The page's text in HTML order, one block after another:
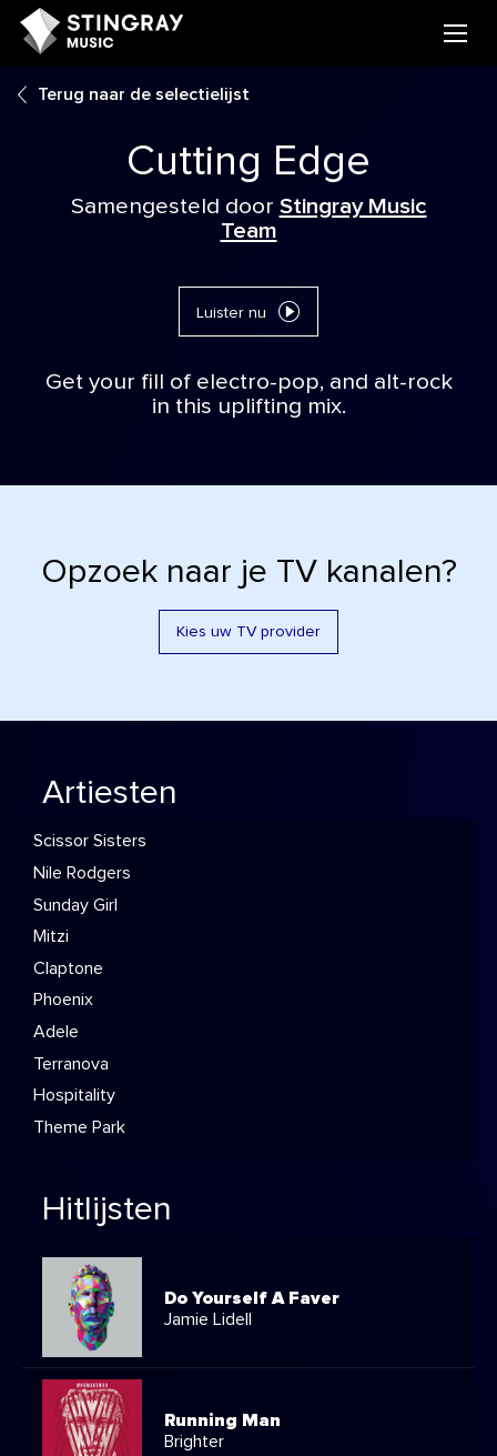
Terug naar de selectielijst
Cutting Edge
Samengesteld door Stingray Music
Team
Luister nu
Get your fill of electro-pop, and alt-rock
in this uplifting mix.
Opzoek naar je TV kanalen?
Kies uw TV provider
Artiesten
Scissor Sisters
Nile Rodgers
Sunday Girl
Mitzi
Claptone
Phoenix
Adele
Terranova
Hospitality
Theme Park
Hitlijsten
Do Yourself A Faver
Jamie Lidell
Running Man
Brighter